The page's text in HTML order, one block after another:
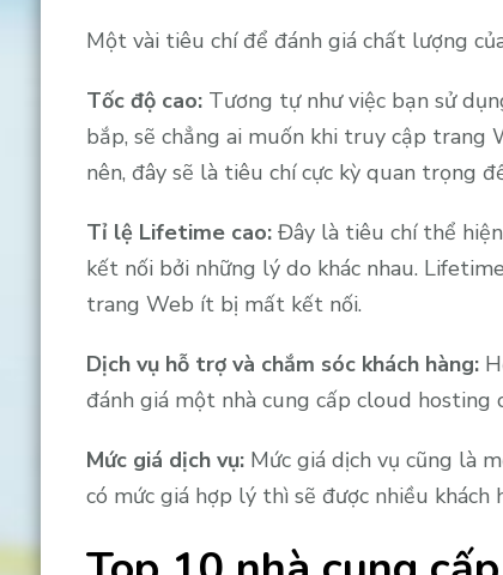
Một vài tiêu chí để đánh giá chất lượng
Tốc độ cao:Tương tự như việc bạn sử
bắp, sẽ chẳng ai muốn khi truy cập
nên, đây sẽ là tiêu chí cực kỳ quan trọng
Tỉ lệ Lifetime cao:Đây là tiêu chí thể
kết nối bởi những lý do khác nhau.
trang Web ít bị mất kết nối.
Dịch vụ hỗ trợ và chắm sóc khách hàng:
đánh giá một nhà cung cấp cloud hosting
Mức giá dịch vụ:Mức giá dịch vụ cũng là
có mức giá hợp lý thì sẽ được nhiều khách